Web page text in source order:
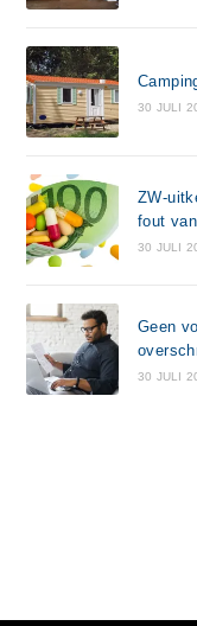
30 JULI
ZW-
fout
30 JULI
Geen
30 JULI